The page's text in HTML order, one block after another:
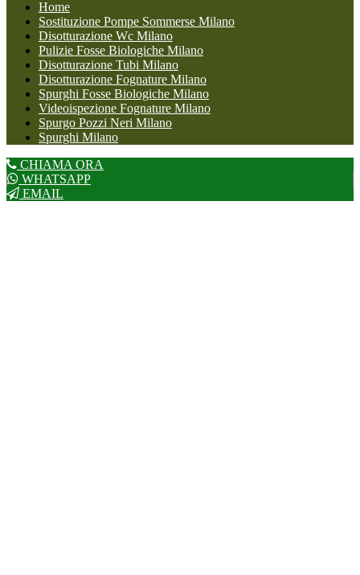
Home
Sostituzione Pompe Sommerse Milano
Disotturazione Wc Milano
Pulizie Fosse Biologiche Milano
Disotturazione Tubi Milano
Disotturazione Fognature Milano
Spurghi Fosse Biologiche Milano
Videoispezione Fognature Milano
Spurgo Pozzi Neri Milano
Spurghi Milano
CHIAMA ORA
WHATSAPP
EMAIL